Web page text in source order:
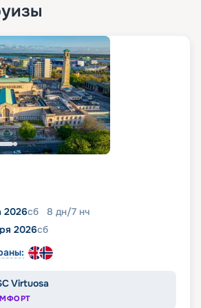
2026сб 8 дн/7 нч
2026сб
Virtuosa